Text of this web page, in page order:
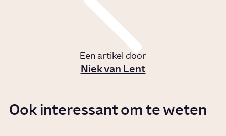
Een artikel door
Niek van Lent
Ook interessant om te weten